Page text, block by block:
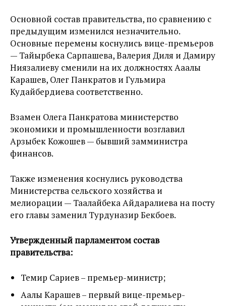
Основной состав правительства, по сравнению с
предыдущим изменился незначительно.
Основные перемены коснулись вице-премьеров
— Тайырбека Сарпашева, Валерия Диля и Дамиру
Ниязалиеву сменили на их должностях Ааалы
Карашев, Олег Панкратов и Гульмира
Кудайбердиева соответственно.
Взамен Олега Панкратова министерство
экономики и промышленности возглавил
Арзыбек Кожошев — бывший замминистра
финансов.
Также изменения коснулись руководства
Министерства сельского хозяйства и
мелиорации — Таалайбека Айдаралиева на посту
его главы заменил Турдуназир Бекбоев.
Утвержденный парламентом состав
правительства:
Темир Сариев – премьер-министр;
Аалы Карашев – первый вице-премьер-